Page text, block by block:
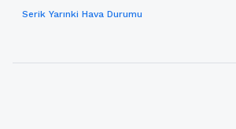
Serik Yarınki Hava Durumu